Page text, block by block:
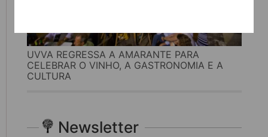
UVVA REGRESSA A AMARANTE PARA
CELEBRAR O VINHO, A GASTRONOMIA E A
CULTURA
Newsletter